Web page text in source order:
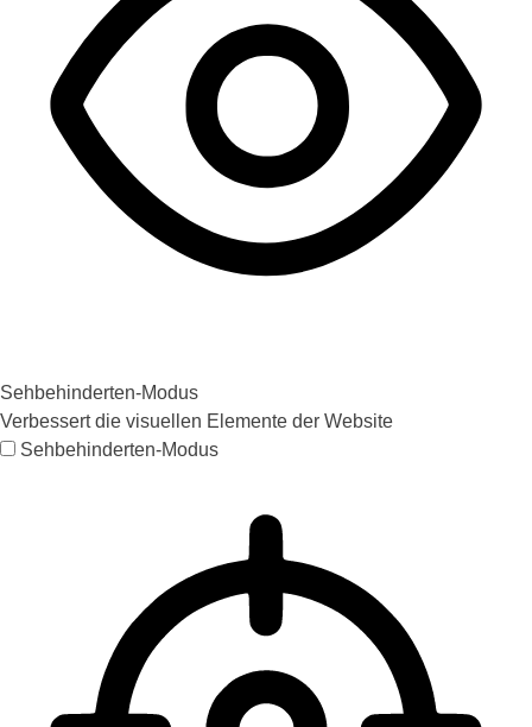
Sehbehinderten-Modus
Verbessert die visuellen Elemente der Website
Sehbehinderten-Modus